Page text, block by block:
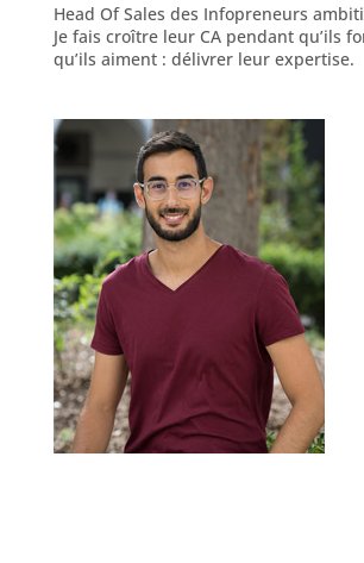
Head Of Sales des Infopreneurs
Je fais croître leur CA pendant qu’ils
qu’ils aiment : délivrer leur expertise.